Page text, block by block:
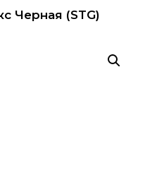
Черная (STG)